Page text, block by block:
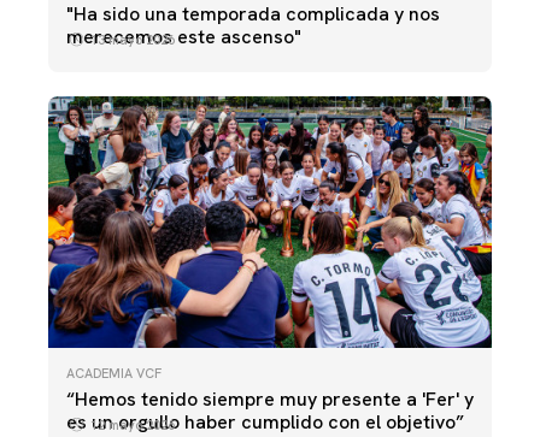
"Ha sido una temporada complicada y nos
merecemos este ascenso"
13 mayo 2026
ACADEMIA VCF
“Hemos tenido siempre muy presente a 'Fer' y
es un orgullo haber cumplido con el objetivo”
12 mayo 2026